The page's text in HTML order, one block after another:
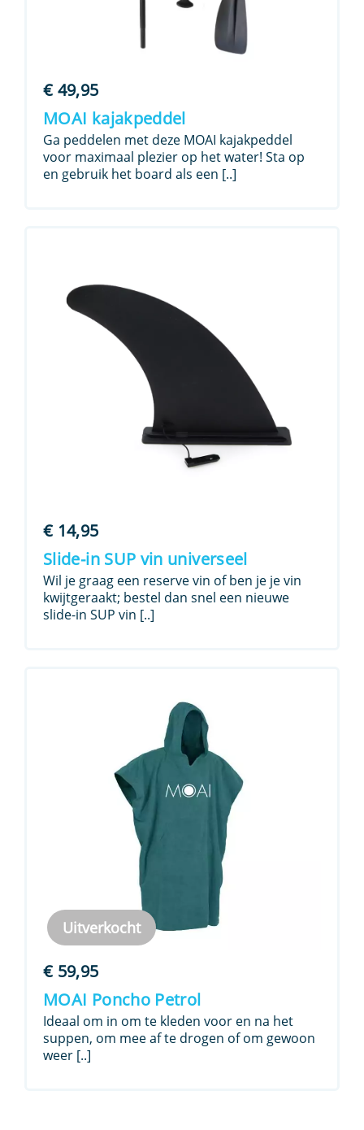
€49,95
MOAI kajakpeddel
Ga peddelen met deze MOAI kajakpeddel
voor maximaal plezier op het water! Sta op
en gebruik het board als een [..]
€14,95
Slide-in SUP vin universeel
Wil je graag een reserve vin of ben je je vin
kwijtgeraakt; bestel dan snel een nieuwe
slide-in SUP vin [..]
Uitverkocht
€59,95
MOAI Poncho Petrol
Ideaal om in om te kleden voor en na het
suppen, om mee af te drogen of om gewoon
weer [..]